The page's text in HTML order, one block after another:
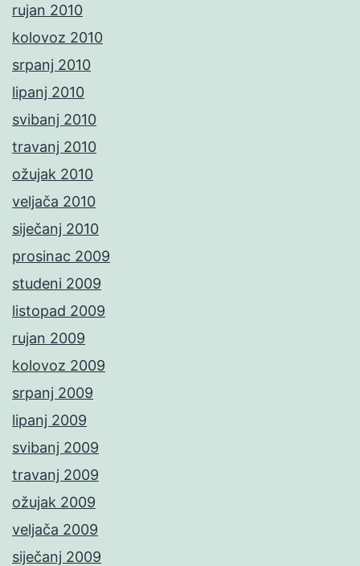
rujan 2010
kolovoz 2010
srpanj 2010
lipanj 2010
svibanj 2010
travanj 2010
ožujak 2010
veljača 2010
siječanj 2010
prosinac 2009
studeni 2009
listopad 2009
rujan 2009
kolovoz 2009
srpanj 2009
lipanj 2009
svibanj 2009
travanj 2009
ožujak 2009
veljača 2009
siječanj 2009